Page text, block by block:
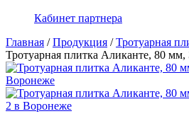
Кабинет партнера
Главная /Продукция /Тротуарная
Тротуарная плитка Аликанте, 80 мм,